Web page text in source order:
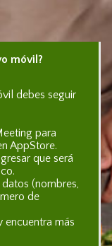
móvil?
debes seguir
para
AppStore.
que será
(nombres,
de
encuentra más